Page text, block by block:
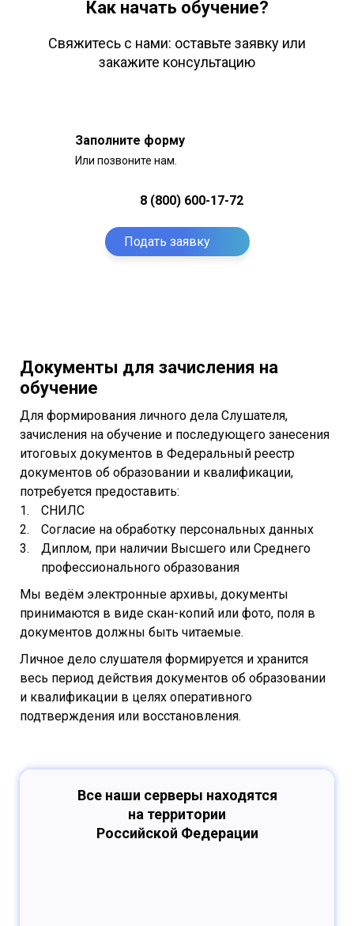
Как начать обучение?
Свяжитесь с нами: оставьте заявку или
закажите консультацию
Заполните форму
Или позвоните нам.
8 (800) 600-17-72
Подать заявку
Документы для зачисления на
обучение
Для формирования личного дела Слушателя,
зачисления на обучение и последующего занесения
итоговых документов в Федеральный реестр
документов об образовании и квалификации,
потребуется предоставить:
СНИЛС
Согласие на обработку персональных данных
Диплом, при наличии Высшего или Среднего
профессионального образования
Мы ведём электронные архивы, документы
принимаются в виде скан-копий или фото, поля в
документов должны быть читаемые.
Личное дело слушателя формируется и хранится
весь период действия документов об образовании
и квалификации в целях оперативного
подтверждения или восстановления.
Все наши серверы находятся
на территории
Российской Федерации